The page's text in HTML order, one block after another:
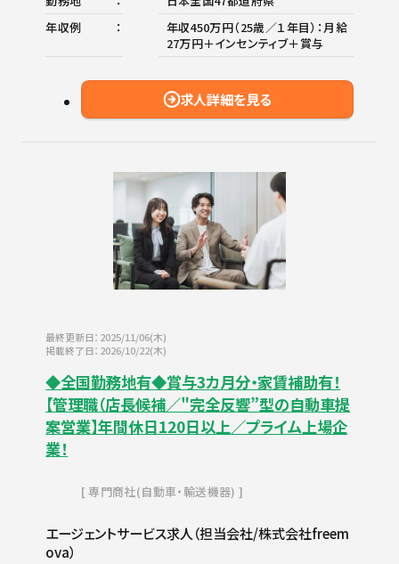
年収例
年収450万円（25歳／１年目）：月給
27万円＋インセンティブ＋賞与
求人詳細を見る
最終更新日：2025/11/06(木)
掲載終了日：2026/10/22(木)
◆全国勤務地有◆賞与3カ月分・家賃補助有！
【管理職（店長候補／"完全反響”型の自動車提
案営業】年間休日120日以上／プライム上場企
業！
専門商社(自動車・輸送機器)
エージェントサービス求人（担当会社/株式会社freem
ova）